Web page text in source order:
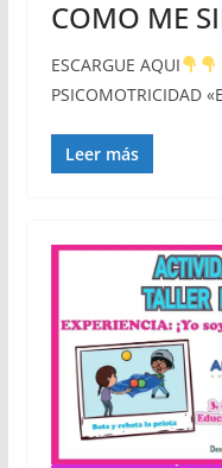
COMO ME
ESCARGUE AQUI
PSICOMOTRICIDAD
Leer más